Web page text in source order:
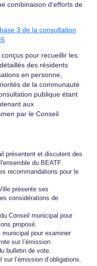
combinaison d'efforts de
3 de la consultation
pour recueillir les
des résidents
en personne,
de la communauté
publique étant
aux
par le Conseil
présentent et discutent des
du BEATF.
recommandations pour le
présente ses
considérations de
Conseil municipal pour
proposé.
pour examiner
sur l’émission
bulletin de vote.
l’émission d’obligations.